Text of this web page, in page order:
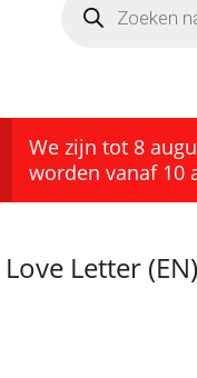
zoeken
We zijn tot 8
worden vanaf 10
Love Letter (EN)